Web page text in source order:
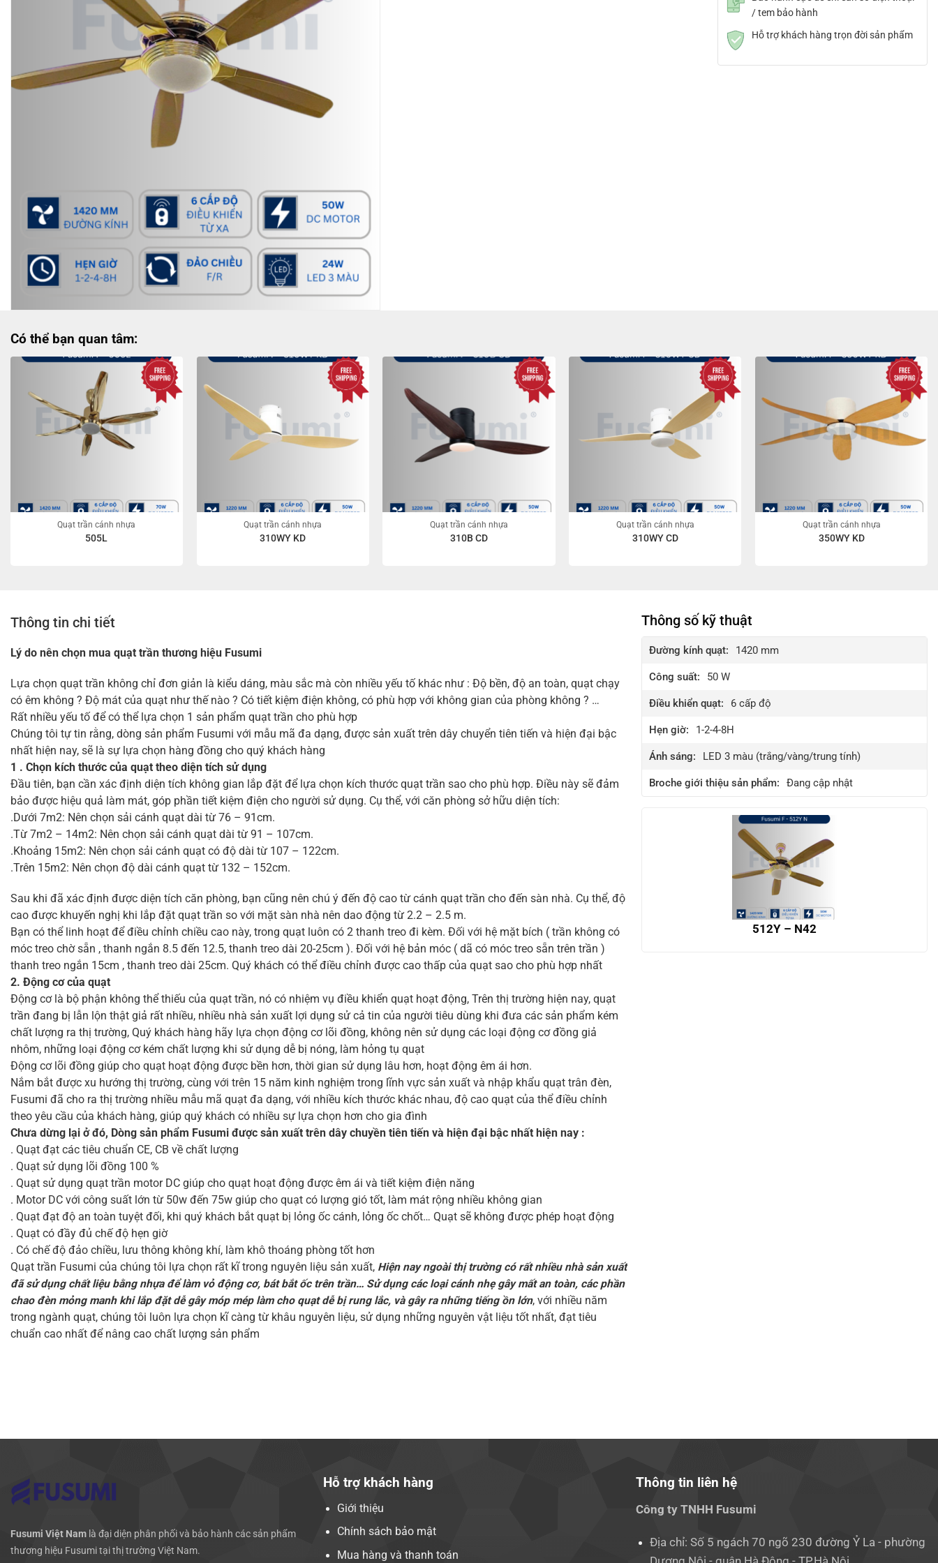
/ tem bảo hành
Hỗ trợ khách hàng trọn đời sản phẩm
Có thể bạn quan tâm:
Quạt trần cánh nhựa
505L
Quạt trần cánh nhựa
310WY KD
Quạt trần cánh nhựa
310B CD
Quạt trần cánh nhựa
310WY CD
Quạt trần cánh nhựa
350WY KD
Thông tin chi tiết
Lý do nên chọn mua quạt trần thương hiệu Fusumi
Lựa chọn quạt trần không chỉ đơn giản là kiểu dáng, màu sắc mà còn nhiều yếu tố khác như : Độ bền, độ an toàn, quạt chạy
có êm không ? Độ mát của quạt như thế nào ? Có tiết kiệm điện không, có phù hợp với không gian của phòng không ? …
Rất nhiều yếu tố để có thể lựa chọn 1 sản phẩm quạt trần cho phù hợp
Chúng tôi tự tin rằng, dòng sản phẩm Fusumi với mẫu mã đa dạng, được sản xuất trên dây chuyển tiên tiến và hiện đại bậc
nhất hiện nay, sẽ là sự lựa chọn hàng đồng cho quý khách hàng
1 . Chọn kích thước của quạt theo diện tích sử dụng
Đầu tiên, bạn cần xác định diện tích không gian lắp đặt để lựa chọn kích thước quạt trần sao cho phù hợp. Điều này sẽ đảm
bảo được hiệu quả làm mát, góp phần tiết kiệm điện cho người sử dụng. Cụ thể, với căn phòng sở hữu diện tích:
.Dưới 7m2: Nên chọn sải cánh quạt dài từ 76 – 91cm.
.Từ 7m2 – 14m2: Nên chọn sải cánh quạt dài từ 91 – 107cm.
.Khoảng 15m2: Nên chọn sải cánh quạt có độ dài từ 107 – 122cm.
.Trên 15m2: Nên chọn độ dài cánh quạt từ 132 – 152cm.
Sau khi đã xác định được diện tích căn phòng, bạn cũng nên chú ý đến độ cao từ cánh quạt trần cho đến sàn nhà. Cụ thể, độ
cao được khuyến nghị khi lắp đặt quạt trần so với mặt sàn nhà nên dao động từ 2.2 – 2.5 m.
Bạn có thể linh hoạt để điều chỉnh chiều cao này, trong quạt luôn có 2 thanh treo đi kèm. Đối với hệ mặt bích ( trần không có
móc treo chờ sẵn , thanh ngắn 8.5 đến 12.5, thanh treo dài 20-25cm ). Đối với hệ bản móc ( dã có móc treo sẵn trên trần )
thanh treo ngắn 15cm , thanh treo dài 25cm. Quý khách có thể điều chỉnh được cao thấp của quạt sao cho phù hợp nhất
2. Động cơ của quạt
Động cơ là bộ phận không thể thiếu của quạt trần, nó có nhiệm vụ điều khiển quạt hoạt động, Trên thị trường hiện nay, quạt
trần đang bị lẫn lộn thật giả rất nhiều, nhiều nhà sản xuất lợi dụng sử cả tin của người tiêu dùng khi đưa các sản phẩm kém
chất lượng ra thị trường, Quý khách hàng hãy lựa chọn động cơ lõi đồng, không nên sử dụng các loại động cơ đồng giả
nhôm, những loại động cơ kém chất lượng khi sử dụng dễ bị nóng, làm hỏng tụ quạt
Động cơ lõi đồng giúp cho quạt hoạt động được bền hơn, thời gian sử dụng lâu hơn, hoạt động êm ái hơn.
Nắm bắt được xu hướng thị trường, cùng với trên 15 năm kinh nghiệm trong lĩnh vực sản xuất và nhập khẩu quạt trân đèn,
Fusumi đã cho ra thị trường nhiều mẫu mã quạt đa dạng, với nhiều kích thước khác nhau, độ cao quạt của thể điều chỉnh
theo yêu cầu của khách hàng, giúp quý khách có nhiều sự lựa chọn hơn cho gia đình
Chưa dừng lại ở đó, Dòng sản phẩm Fusumi được sản xuất trên dây chuyền tiên tiến và hiện đại bậc nhất hiện nay :
. Quạt đạt các tiêu chuẩn CE, CB về chất lượng
. Quạt sử dụng lõi đồng 100 %
. Quạt sử dụng quạt trần motor DC giúp cho quạt hoạt động được êm ái và tiết kiệm điện năng
. Motor DC với công suất lớn từ 50w đến 75w giúp cho quạt có lượng gió tốt, làm mát rộng nhiều không gian
. Quạt đạt độ an toàn tuyệt đối, khi quý khách bắt quạt bị lỏng ốc cánh, lỏng ốc chốt… Quạt sẽ không được phép hoạt động
. Quạt có đầy đủ chế độ hẹn giờ
. Có chế độ đảo chiều, lưu thông không khí, làm khô thoáng phòng tốt hơn
Quạt trần Fusumi của chúng tôi lựa chọn rất kĩ trong nguyên liệu sản xuất, Hiện nay ngoài thị trường có rất nhiều nhà sản xuất
đã sử dụng chất liệu bằng nhựa để làm vỏ động cơ, bát bắt ốc trên trần… Sử dụng các loại cánh nhẹ gây mất an toàn, các phần
chao đèn mỏng manh khi lắp đặt dễ gây móp mép làm cho quạt dễ bị rung lắc, và gây ra những tiếng ồn lớn, với nhiều năm
trong ngành quạt, chúng tôi luôn lựa chọn kĩ càng từ khâu nguyên liệu, sử dụng những nguyên vật liệu tốt nhất, đạt tiêu
chuẩn cao nhất để nâng cao chất lượng sản phẩm
Thông số kỹ thuật
Đường kính quạt: 1420 mm
Công suất: 50 W
Điều khiển quạt: 6cấp độ
Hẹn giờ: 1-2-4-8H
Ánh sáng: LED 3 màu (trắng/vàng/trung tính)
Broche giới thiệu sản phẩm: Đang cập nhật
512Y – N42
Fusumi Việt Nam là đại diện phân phối và bảo hành các sản phẩm
thương hiệu Fusumi tại thị trường Việt Nam.
Hỗ trợ khách hàng
Giới thiệu
Chính sách bảo mật
Mua hàng và thanh toán
Thông tin liên hệ
Công ty TNHH Fusumi
Địa chỉ: Số 5 ngách 70 ngõ 230 đường Ỷ La - phường